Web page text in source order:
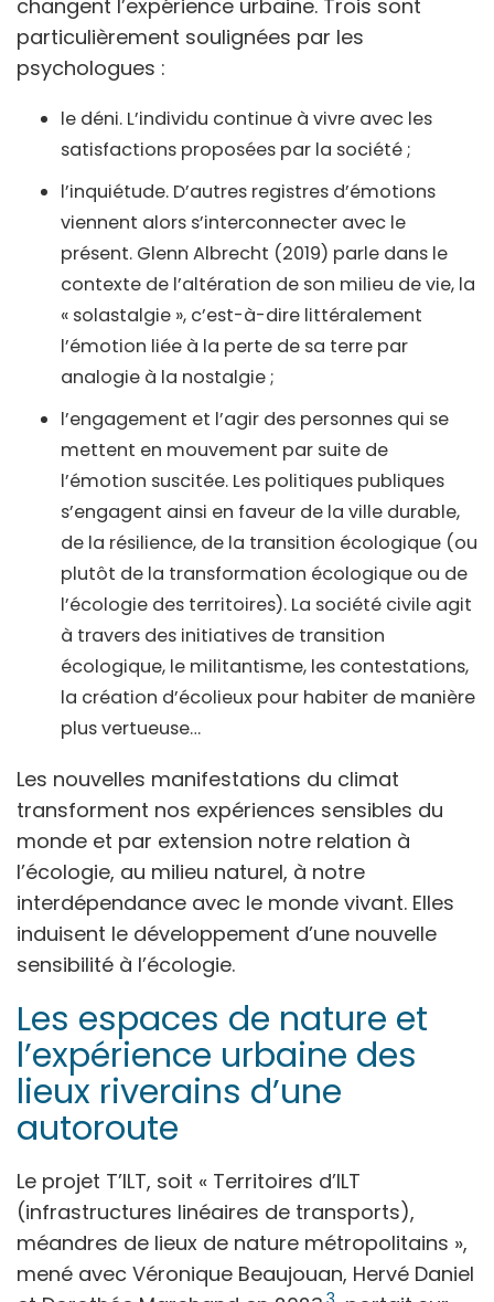
changent l’expérience urbaine. Trois sont
particulièrement soulignées par les
psychologues :
le déni. L’individu continue à vivre avec les
satisfactions proposées par la société ;
l’inquiétude. D’autres registres d’émotions
viennent alors s’interconnecter avec le
présent. Glenn Albrecht (2019) parle dans le
contexte de l’altération de son milieu de vie, la
« solastalgie », c’est-à-dire littéralement
l’émotion liée à la perte de sa terre par
analogie à la nostalgie ;
l’engagement et l’agir des personnes qui se
mettent en mouvement par suite de
l’émotion suscitée. Les politiques publiques
s’engagent ainsi en faveur de la ville durable,
de la résilience, de la transition écologique (ou
plutôt de la transformation écologique ou de
l’écologie des territoires). La société civile agit
à travers des initiatives de transition
écologique, le militantisme, les contestations,
la création d’écolieux pour habiter de manière
plus vertueuse…
Les nouvelles manifestations du climat
transforment nos expériences sensibles du
monde et par extension notre relation à
l’écologie, au milieu naturel, à notre
interdépendance avec le monde vivant. Elles
induisent le développement d’une nouvelle
sensibilité à l’écologie.
Les espaces de nature et
l’expérience urbaine des
lieux riverains d’une
autoroute
Le projet T’ILT, soit « Territoires d’ILT
(infrastructures linéaires de transports),
méandres de lieux de nature métropolitains »,
mené avec Véronique Beaujouan, Hervé Daniel